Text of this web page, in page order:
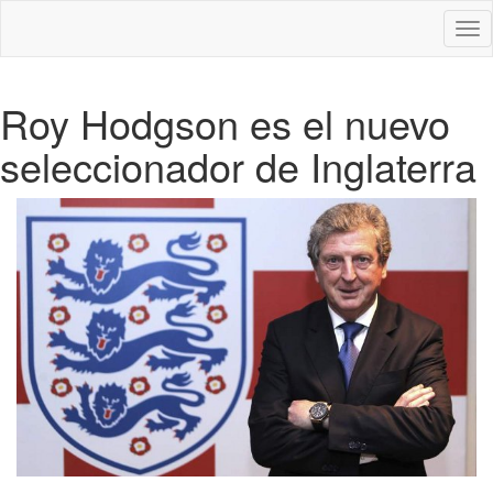
Roy Hodgson es el nuevo
seleccionador de Inglaterra